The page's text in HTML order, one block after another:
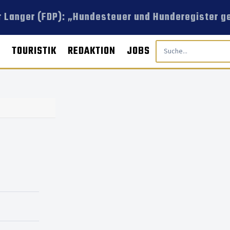
Langer (FDP): „Hundesteuer und Hunderegister
TOURISTIK REDAKTION JOBS